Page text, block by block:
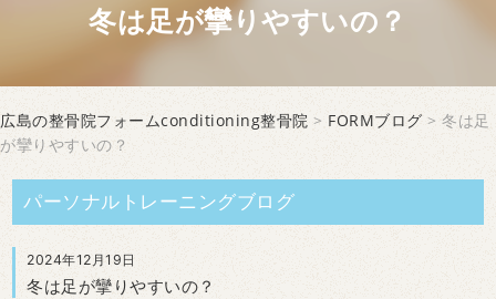
冬は足が攣りやすいの？
広島の整骨院フォームconditioning整骨院 > FORMブログ > 冬は足
が攣りやすいの？
パーソナルトレーニングブログ
2024年12月19日
冬は足が攣りやすいの？